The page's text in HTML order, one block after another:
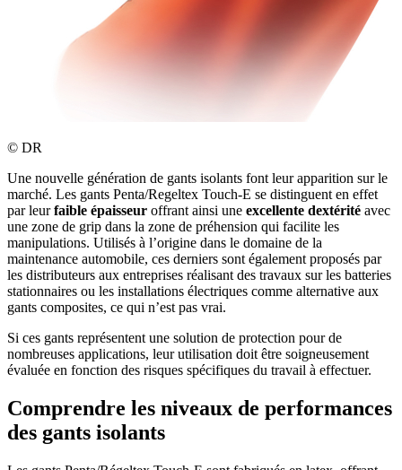
© DR
Une nouvelle génération de gants isolants font leur apparition sur le
marché. Les gants Penta/Regeltex Touch-E se distinguent en effet
par leurfaible épaisseur offrant ainsi une excellente dextérité avec
une zone de grip dans la zone de préhension qui facilite les
manipulations. Utilisés à l’origine dans le domaine de la
maintenance automobile, ces derniers sont également proposés par
les distributeurs aux entreprises réalisant des travaux sur les batteries
stationnaires ou les installations électriques comme alternative aux
gants composites, ce qui n’est pas vrai.
Si ces gants représentent une solution de protection pour de
nombreuses applications, leur utilisation doit être soigneusement
évaluée en fonction des risques spécifiques du travail à effectuer.
Comprendre les niveaux de performances
des gants isolants